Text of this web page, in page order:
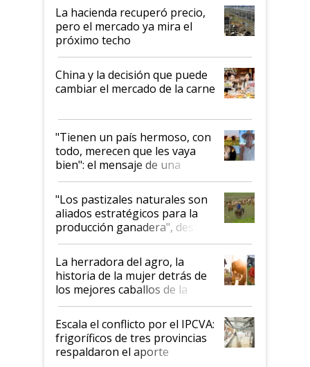
La hacienda recuperó precio,
pero el mercado ya mira el
próximo techo
China y la decisión que puede
cambiar el mercado de la carne
"Tienen un país hermoso, con
todo, merecen que les vaya
bien": el mensaje de una
ganadera uruguaya sobre las
oportunidades que se abren
para el agro en Argentina, con
foco en la carne
"Los pastizales naturales son
aliados estratégicos para la
producción ganadera", destaca
la iniciativa que ya reúne a 46
establecimientos en Argentina
La herradora del agro, la
historia de la mujer detrás de
los mejores caballos de la
Argentina y los mitos que
todavía hacen sufrir a estos
animales: "Mientras me
descalificaban, yo seguí
haciendo currículum"
Escala el conflicto por el IPCVA:
frigoríficos de tres provincias
respaldaron el aporte